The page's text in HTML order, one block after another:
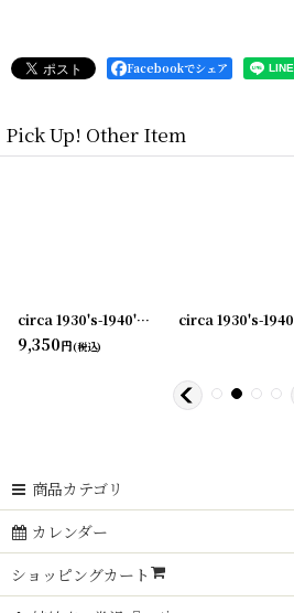
Facebookでシェア
Pick Up! Other Item
05] [20240603-06]
circa 1930's-1940's Advertising Bill Hook ROSE CITY... アドバタイジング フック 伝票ホルダー
9,350円(税込)
商品カテゴリ
カレンダー
ショッピングカート